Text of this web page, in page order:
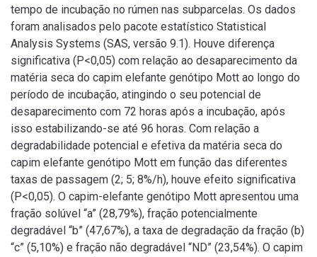
tempo de incubação no rúmen nas subparcelas. Os dados
foram analisados pelo pacote estatístico Statistical
Analysis Systems (SAS, versão 9.1). Houve diferença
significativa (P<0,05) com relação ao desaparecimento da
matéria seca do capim elefante genótipo Mott ao longo do
período de incubação, atingindo o seu potencial de
desaparecimento com 72 horas após a incubação, após
isso estabilizando-se até 96 horas. Com relação a
degradabilidade potencial e efetiva da matéria seca do
capim elefante genótipo Mott em função das diferentes
taxas de passagem (2; 5; 8%/h), houve efeito significativa
(P<0,05). O capim-elefante genótipo Mott apresentou uma
fração solúvel “a” (28,79%), fração potencialmente
degradável “b” (47,67%), a taxa de degradação da fração (b)
“c” (5,10%) e fração não degradável “ND” (23,54%). O capim